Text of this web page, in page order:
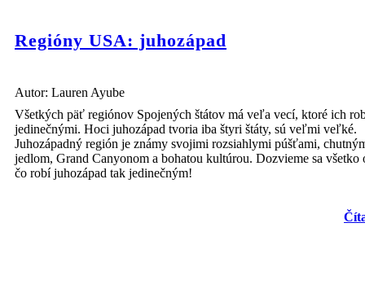
Regióny USA: juhozápad
Autor: Lauren Ayube
Všetkých päť regiónov Spojených štátov má veľa vecí, ktoré ich
jedinečnými. Hoci juhozápad tvoria iba štyri štáty, sú veľmi veľké.
Juhozápadný región je známy svojimi rozsiahlymi púšťami,
jedlom, Grand Canyonom a bohatou kultúrou. Dozvieme sa všetko
čo robí juhozápad tak jedinečným!